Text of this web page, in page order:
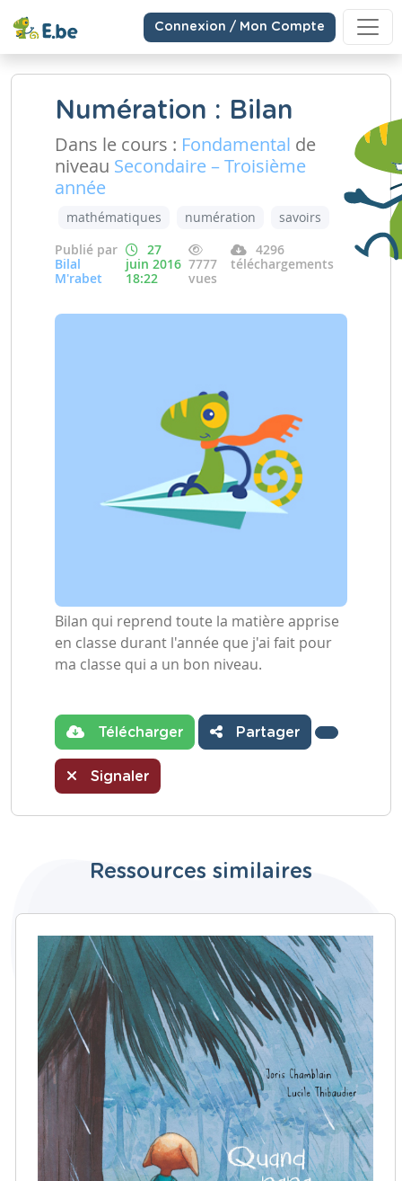
Connexion / Mon Compte
Numération : Bilan
Dans le cours : Fondamental de
niveau Secondaire – Troisième
année
mathématiques numération
savoirs
Publié par
Bilal
M'rabet
27
juin 2016
18:22
7777
vues
4296
téléchargements
Bilan qui reprend toute la matière apprise
en classe durant l'année que j'ai fait pour
ma classe qui a un bon niveau.
Télécharger Partager
Signaler
Ressources similaires